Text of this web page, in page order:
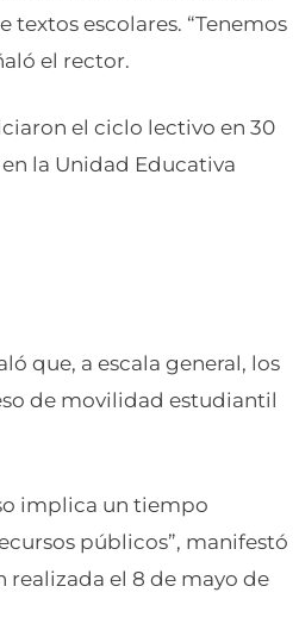
escolares. “Tenemos
el rector.
el ciclo lectivo en 30
la Unidad Educativa
que, a escala general, los
de movilidad estudiantil
implica un tiempo
públicos”, manifestó
realizada el 8 de mayo de